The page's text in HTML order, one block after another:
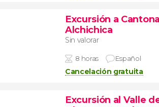
Excursión a
Alchichica
Sin valorar
8 horas Español
Cancelación gratuita
Excursión al Valle